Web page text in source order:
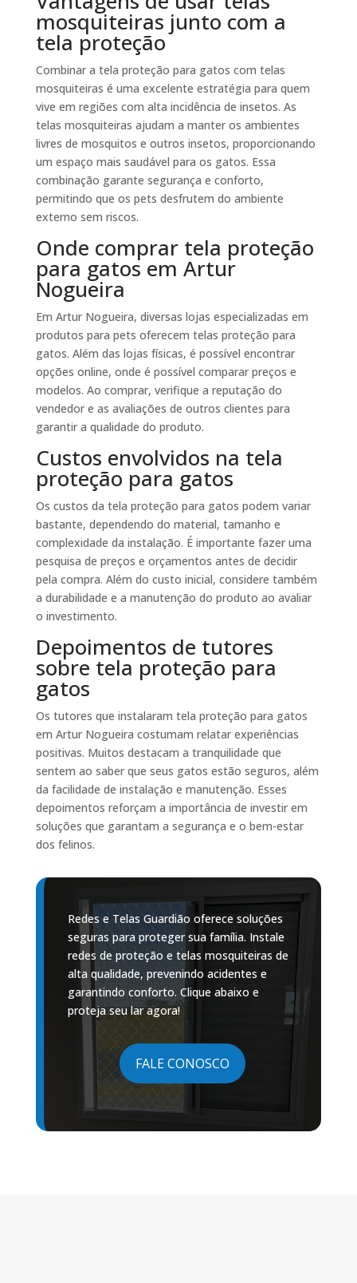
mosquiteiras junto com a
tela proteção
Combinar a tela proteção para gatos com telas
mosquiteiras é uma excelente estratégia para quem
vive em regiões com alta incidência de insetos. As
telas mosquiteiras ajudam a manter os ambientes
livres de mosquitos e outros insetos, proporcionando
um espaço mais saudável para os gatos. Essa
combinação garante segurança e conforto,
permitindo que os pets desfrutem do ambiente
externo sem riscos.
Onde comprar tela proteção
para gatos em Artur
Nogueira
Em Artur Nogueira, diversas lojas especializadas em
produtos para pets oferecem telas proteção para
gatos. Além das lojas físicas, é possível encontrar
opções online, onde é possível comparar preços e
modelos. Ao comprar, verifique a reputação do
vendedor e as avaliações de outros clientes para
garantir a qualidade do produto.
Custos envolvidos na tela
proteção para gatos
Os custos da tela proteção para gatos podem variar
bastante, dependendo do material, tamanho e
complexidade da instalação. É importante fazer uma
pesquisa de preços e orçamentos antes de decidir
pela compra. Além do custo inicial, considere também
a durabilidade e a manutenção do produto ao avaliar
o investimento.
Depoimentos de tutores
sobre tela proteção para
gatos
Os tutores que instalaram tela proteção para gatos
em Artur Nogueira costumam relatar experiências
positivas. Muitos destacam a tranquilidade que
sentem ao saber que seus gatos estão seguros, além
da facilidade de instalação e manutenção. Esses
depoimentos reforçam a importância de investir em
soluções que garantam a segurança e o bem-estar
dos felinos.
Redes e Telas Guardião oferece soluções
seguras para proteger sua família. Instale
redes de proteção e telas mosquiteiras de
alta qualidade, prevenindo acidentes e
garantindo conforto. Clique abaixo e
proteja seu lar agora!
FALE CONOSCO